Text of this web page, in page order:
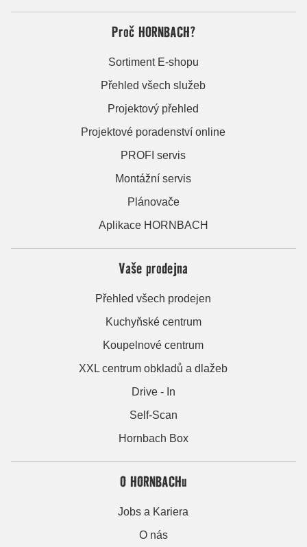
Proč HORNBACH?
Sortiment E-shopu
Přehled všech služeb
Projektový přehled
Projektové poradenství online
PROFI servis
Montážní servis
Plánovače
Aplikace HORNBACH
Vaše prodejna
Přehled všech prodejen
Kuchyňské centrum
Koupelnové centrum
XXL centrum obkladů a dlažeb
Drive - In
Self-Scan
Hornbach Box
O HORNBACHu
Jobs a Kariera
O nás